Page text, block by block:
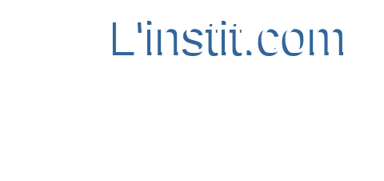
L'instit.com
L'instit.com